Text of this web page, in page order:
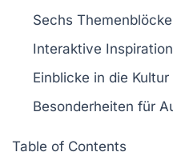
Sechs Themenblöcke
Interaktive Inspiration
Einblicke in die Kultur
Besonderheiten für
Table of Contents